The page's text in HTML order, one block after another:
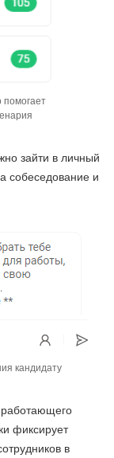
помогает
зайти в личный
собеседование и
кандидату
работающего
фиксирует
в